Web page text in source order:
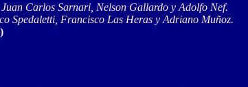
Carlos Sarnari, Nelson Gallardo y Adolfo Nef.
Spedaletti, Francisco Las Heras y Adriano Muñoz.